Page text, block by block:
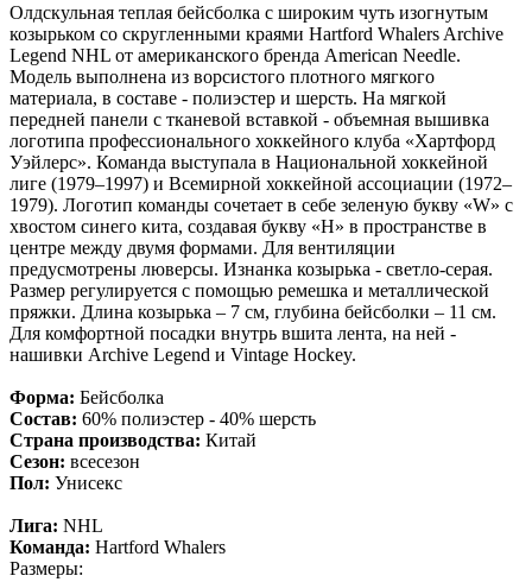
Олдскульная теплая бейсболка с широким чуть изогнутым
козырьком со скругленными краями Hartford Whalers Archive
Legend NHL от американского бренда American Needle.
Модель выполнена из ворсистого плотного мягкого
материала, в составе - полиэстер и шерсть. На мягкой
передней панели с тканевой вставкой - объемная вышивка
логотипа профессионального хоккейного клуба «Хартфорд
Уэйлерс». Команда выступала в Национальной хоккейной
лиге (1979–1997) и Всемирной хоккейной ассоциации (1972–
1979). Логотип команды сочетает в себе зеленую букву «W» с
хвостом синего кита, создавая букву «H» в пространстве в
центре между двумя формами. Для вентиляции
предусмотрены люверсы. Изнанка козырька - светло-серая.
Размер регулируется с помощью ремешка и металлической
пряжки. Длина козырька – 7 см, глубина бейсболки – 11 см.
Для комфортной посадки внутрь вшита лента, на ней -
нашивки Archive Legend и Vintage Hockey.
Форма: Бейсболка
Состав: 60% полиэстер - 40% шерсть
Страна производства: Китай
Сезон: всесезон
Пол: Унисекс
Лига: NHL
Команда: Hartford Whalers
Размеры: